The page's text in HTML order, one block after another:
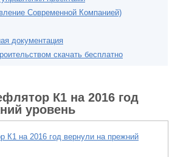
Современной Компанией)
документация
скачать бесплатно
К1 на 2016 год
уровень